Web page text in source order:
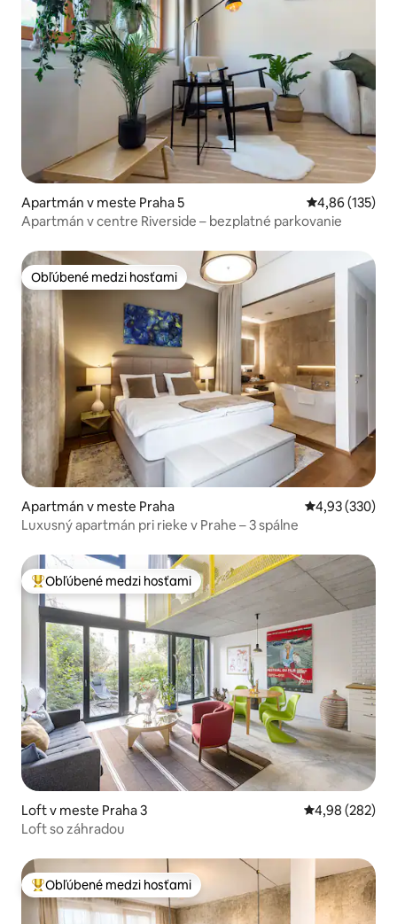
Apartmán v meste Praha 5 Priemerné
4,86 (135)
Apartmán v centre Riverside – bezplatné parkovanie
Obľúbené medzi hosťami
Obľúbené medzi hosťami
Apartmán v meste Praha Priemerné
4,93 (330)
Luxusný apartmán pri rieke v Prahe – 3 spálne
Najobľúbenejšie medzi hosťami
Obľúbené medzi hosťami
Loft v meste Praha 3 Priemerné
4,98 (282)
Loft so záhradou
Najobľúbenejšie medzi hosťami
Obľúbené medzi hosťami